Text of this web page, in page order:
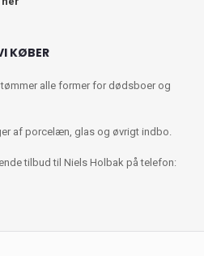
KØBER
alle former for dødsboer og
af porcelæn, glas og øvrigt indbo.
tilbud til Niels Holbak på telefon: